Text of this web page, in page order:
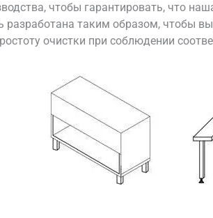
чтобы гарантировать, что
таким образом, чтобы
очистки при соблюдении